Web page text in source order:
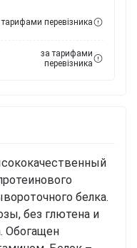
тарифами перевізника
за тарифами
перевізника
белка.
без глютена и
Обогащен